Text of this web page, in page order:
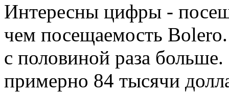
Интересны цифры -
чем посещаемость
с половиной раза
примерно 84 тысячи